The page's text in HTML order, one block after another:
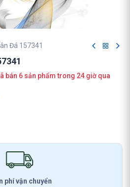
Đá 157341
bán 6 sản phẩm trong 24 giờ qua
phí vận chuyển